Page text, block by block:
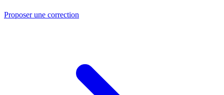
Proposer une correction